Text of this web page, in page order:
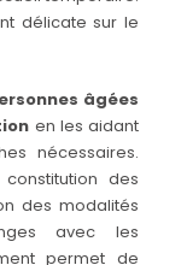
délicate sur le
âgées
en les aidant
nécessaires.
des
des modalités
avec les
permet de